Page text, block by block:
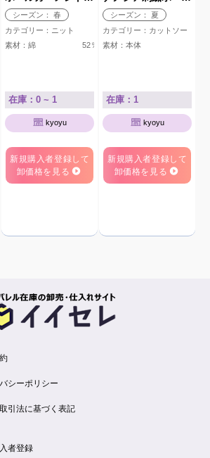
％ 毛 20％ ナイロン 1％ ポリウレタン
シーズン： 春
カテゴリー：ニット
素材：綿 52％ ポリエステル 48％
在庫：0 ~ 1
kyoyu
新規購入者登録して
卸価格を見る
シーズン： 夏
カテゴリー：カットソー
素材：本体 綿 100
在庫：1
kyoyu
新規購入者登録して
卸価格を見る
シーポリシー
引法に基づく表記
者登録